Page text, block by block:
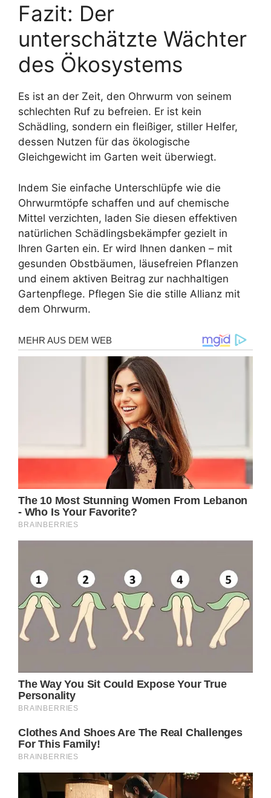
Fazit: Der
unterschätzte Wächter
des Ökosystems
Es ist an der Zeit, den Ohrwurm von seinem
schlechten Ruf zu befreien. Er ist kein
Schädling, sondern ein fleißiger, stiller Helfer,
dessen Nutzen für das ökologische
Gleichgewicht im Garten weit überwiegt.
Indem Sie einfache Unterschlüpfe wie die
Ohrwurmtöpfe schaffen und auf chemische
Mittel verzichten, laden Sie diesen effektiven
natürlichen Schädlingsbekämpfer gezielt in
Ihren Garten ein. Er wird Ihnen danken – mit
gesunden Obstbäumen, läusefreien Pflanzen
und einem aktiven Beitrag zur nachhaltigen
Gartenpflege. Pflegen Sie die stille Allianz mit
dem Ohrwurm.